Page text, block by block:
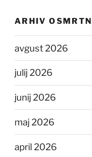
ARHIV
avgust 2026
julij 2026
junij 2026
maj 2026
april 2026